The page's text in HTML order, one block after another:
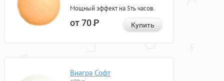
Мощный эффект на 5ть часов.
от 70Р Купить
Виагра Софт